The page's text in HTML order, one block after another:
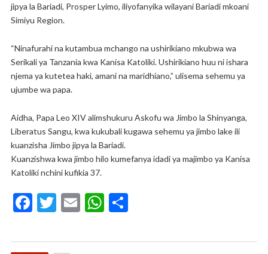
jipya la Bariadi, Prosper Lyimo, iliyofanyika wilayani Bariadi mkoani
Simiyu Region.
“Ninafurahi na kutambua mchango na ushirikiano mkubwa wa
Serikali ya Tanzania kwa Kanisa Katoliki. Ushirikiano huu ni ishara
njema ya kutetea haki, amani na maridhiano,” ulisema sehemu ya
ujumbe wa papa.
Aidha, Papa Leo XIV alimshukuru Askofu wa Jimbo la Shinyanga,
Liberatus Sangu, kwa kukubali kugawa sehemu ya jimbo lake ili
kuanzisha Jimbo jipya la Bariadi.
Kuanzishwa kwa jimbo hilo kumefanya idadi ya majimbo ya Kanisa
Katoliki nchini kufikia 37.
F
e
T
itt
E
ai
W
at
S
ar